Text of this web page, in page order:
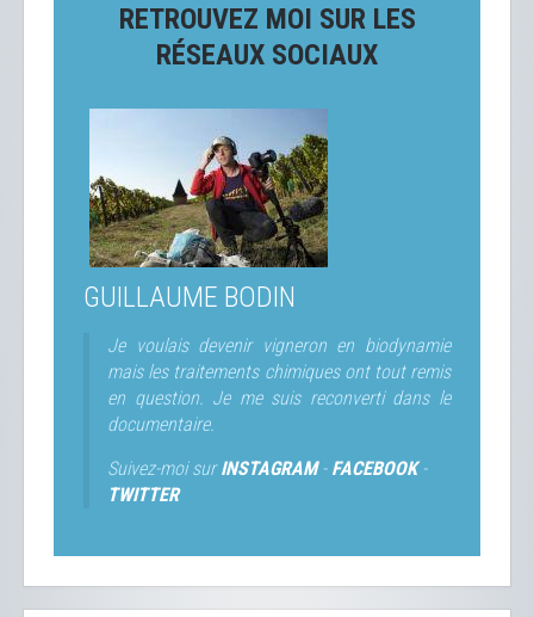
RETROUVEZ MOI SUR LES
RÉSEAUX SOCIAUX
GUILLAUME BODIN
Je voulais devenir vigneron en biodynamie
mais les traitements chimiques ont tout remis
en question. Je me suis reconverti dans le
documentaire.
Suivez-moi surINSTAGRAM- FACEBOOK-
TWITTER